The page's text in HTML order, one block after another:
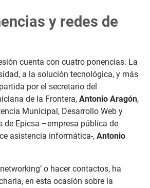
y redes de
cuenta con cuatro ponencias. La
a la solución tecnológica, y más
por el secretario del
de la Frontera, Antonio Aragón,
Municipal, Desarrollo Web y
de Epicsa –empresa pública de
asistencia informática-, Antonio
o hacer contactos, ha
en esta ocasión sobre la